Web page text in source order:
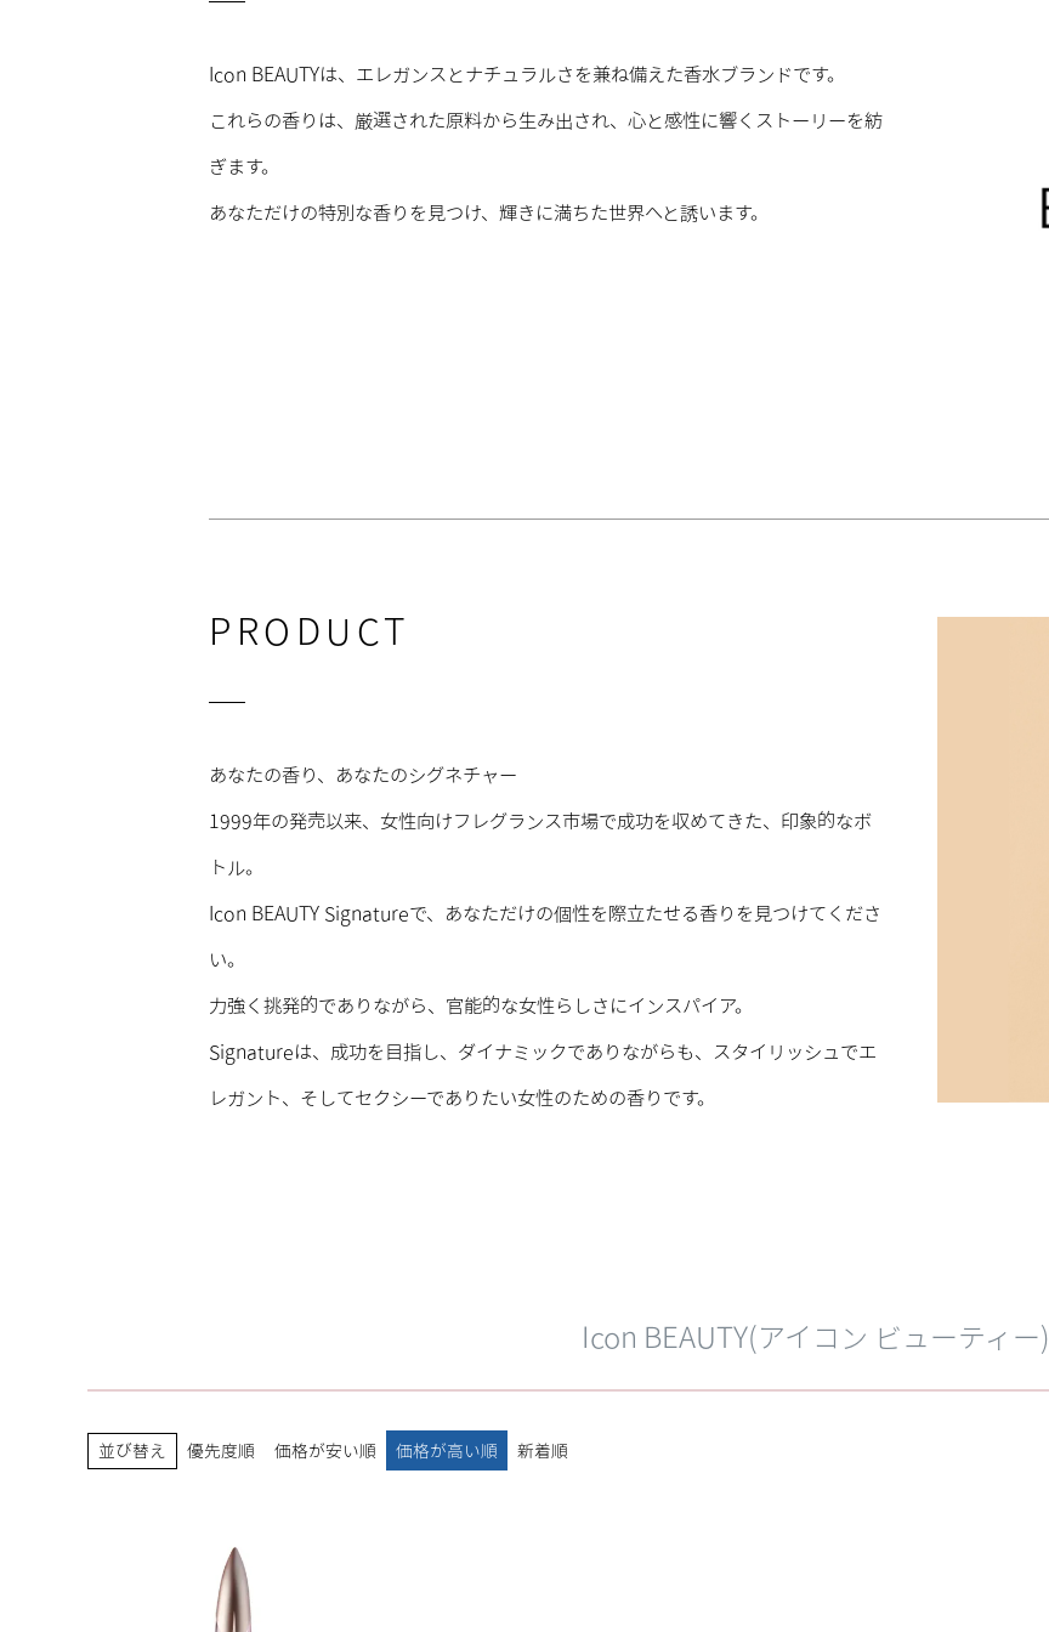
Icon BEAUTYは、エレガンスとナチュラルさを兼ね備えた香水ブランドです。
これらの香りは、厳選された原料から生み出され、心と感性に響くストーリーを紡
ぎます。
あなただけの特別な香りを見つけ、輝きに満ちた世界へと誘います。
PRODUCT
あなたの香り、あなたのシグネチャー
1999年の発売以来、女性向けフレグランス市場で成功を収めてきた、印象的なボ
トル。
Icon BEAUTY Signatureで、あなただけの個性を際立たせる香りを見つけてくださ
い。
力強く挑発的でありながら、官能的な女性らしさにインスパイア。
Signatureは、成功を目指し、ダイナミックでありながらも、スタイリッシュでエ
レガント、そしてセクシーでありたい女性のための香りです。
Icon BEAUTY(アイコン ビューティー)
並び替え 優先度順 価格が安い順 価格が高い順 新着順